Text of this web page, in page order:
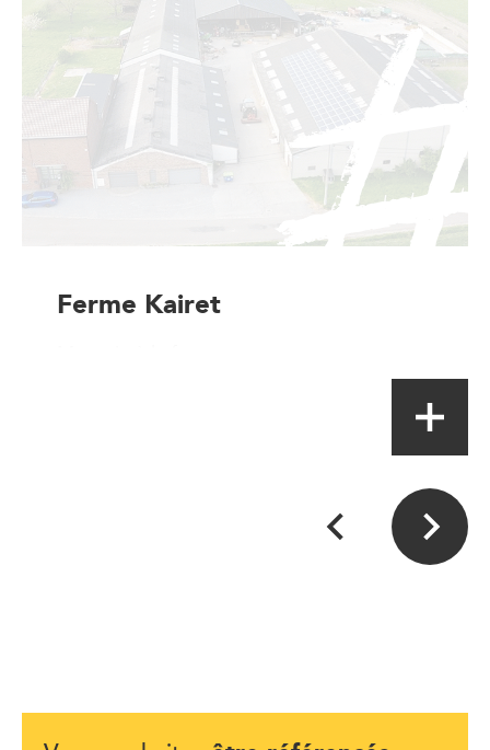
Ferme Kairet